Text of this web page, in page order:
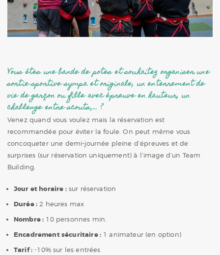
Vous êtes une bande de potes et souhaitez organiser une
sortie sportive sympa et originale, un enterrement de
vie de garçon ou fille avec épreuve en hauteur, un
challenge entre scouts,… ?
Venez quand vous voulez mais la réservation est
recommandée pour éviter la foule. On peut même vous
concoqueter une demi-journée pleine d’épreuves et de
surprises (sur réservation uniquement) à l’image d’un Team
Building.
Jour et horaire :sur réservation
Durée : 2 heures max
Nombre : 10 personnes min.
Encadrement sécuritaire : 1 animateur (en option)
Tarif : -10% sur les entrées